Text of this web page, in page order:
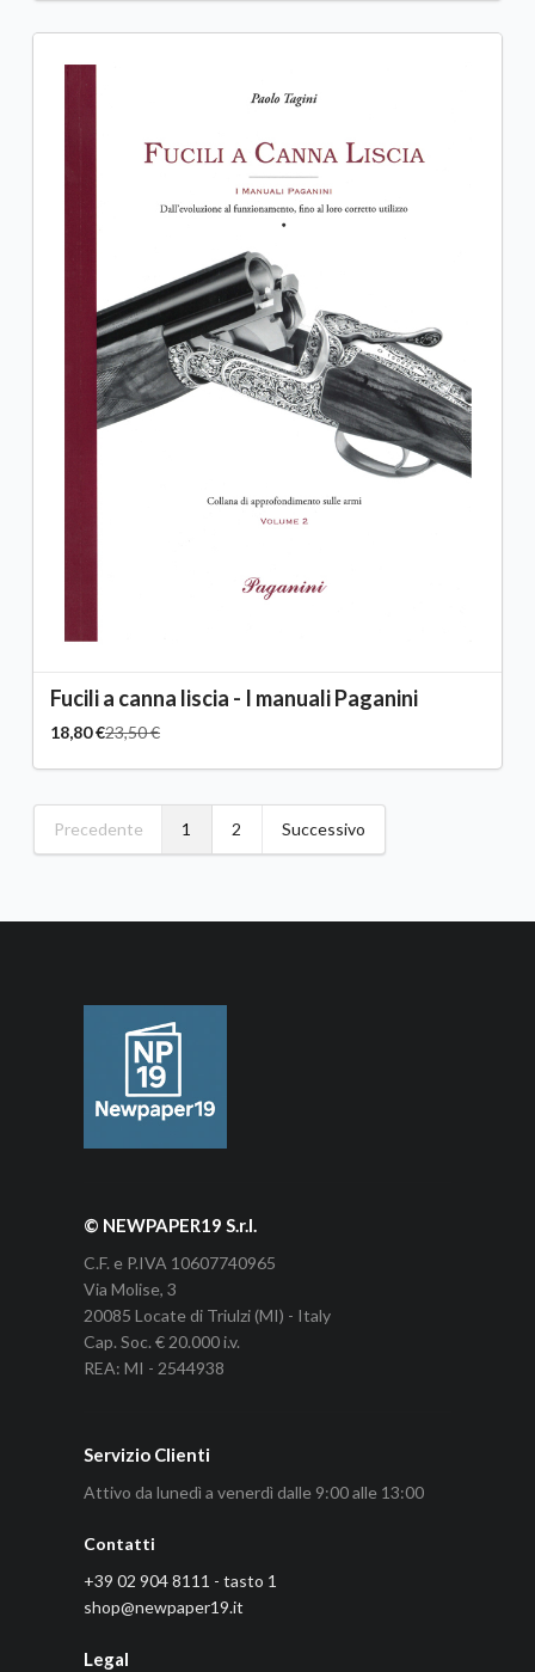
Fucili a canna liscia - I manuali Paganini
18,80 €23,50 €
Precedente 1 2 Successivo
© NEWPAPER19 S.r.l.
C.F. e P.IVA 10607740965
Via Molise, 3
20085 Locate di Triulzi (MI) - Italy
Cap. Soc. € 20.000 i.v.
REA: MI - 2544938
Servizio Clienti
Attivo da lunedì a venerdì dalle 9:00 alle 13:00
Contatti
+39 02 904 8111 - tasto 1
shop@newpaper19.it
Legal